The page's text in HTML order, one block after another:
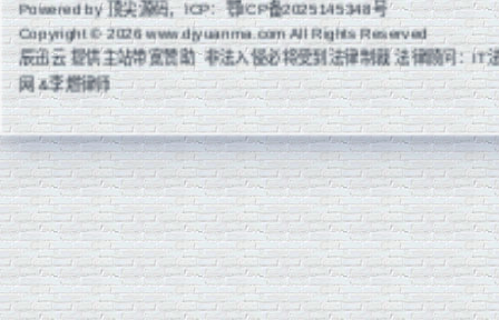
Powered by顶尖源码，ICP：鄂ICP备2025145348号
Copyright © 2026 www.djyuanma.com All Rights Reserved
辰迅云提供主站带宽赞助 非法入侵必将受到法律制裁 法律顾问：IT
网 &李燃律师